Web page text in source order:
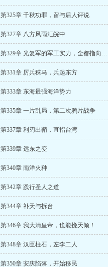
第325章 千秋功罪，留与后人评说
第327章 八方风雨汇皖中
第329章 光复军的军工实力，全都指向扩张
第331章 厉兵秣马，兵起东方
第333章 东海最强海洋势力
第335章 一片乱局，第二次鸦片战争
第337章 利刃出鞘，直指台湾
第339章 远东之变
第340章 南洋火种
第342章 践行圣人之道
第344章 补天与拆台
第346章 我大清皇帝，也能挽天倾！
第348章 汉臣柱石，左李二人
第350章 安庆陷落，开始移民